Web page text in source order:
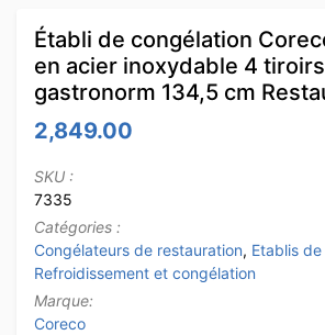
Établi de congélation
en acier inoxydable 4 tiroirs
gastronorm 134,5 cm
2,849.00
SKU :
7335
Catégories :
Congélateurs de restauration, Etablis
Refroidissement et congélation
Marque:
Coreco